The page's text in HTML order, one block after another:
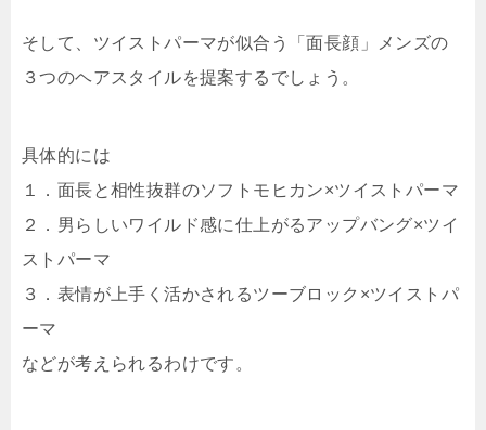
そして、ツイストパーマが似合う「面長顔」メンズの
３つのヘアスタイルを提案するでしょう。
具体的には
１．面長と相性抜群のソフトモヒカン×ツイストパーマ
２．男らしいワイルド感に仕上がるアップバング×ツイ
ストパーマ
３．表情が上手く活かされるツーブロック×ツイストパ
ーマ
などが考えられるわけです。